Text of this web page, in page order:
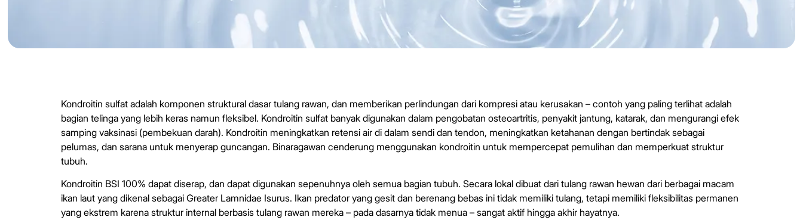
Kondroitin sulfat adalah komponen struktural dasar tulang rawan, dan memberikan perlindungan dari kompresi atau kerusakan – contoh yang paling terlihat adalah
bagian telinga yang lebih keras namun fleksibel. Kondroitin sulfat banyak digunakan dalam pengobatan osteoartritis, penyakit jantung, katarak, dan mengurangi efek
samping vaksinasi (pembekuan darah). Kondroitin meningkatkan retensi air di dalam sendi dan tendon, meningkatkan ketahanan dengan bertindak sebagai
pelumas, dan sarana untuk menyerap guncangan. Binaragawan cenderung menggunakan kondroitin untuk mempercepat pemulihan dan memperkuat struktur
tubuh.
Kondroitin BSI 100% dapat diserap, dan dapat digunakan sepenuhnya oleh semua bagian tubuh. Secara lokal dibuat dari tulang rawan hewan dari berbagai macam
ikan laut yang dikenal sebagai Greater Lamnidae Isurus. Ikan predator yang gesit dan berenang bebas ini tidak memiliki tulang, tetapi memiliki fleksibilitas permanen
yang ekstrem karena struktur internal berbasis tulang rawan mereka – pada dasarnya tidak menua – sangat aktif hingga akhir hayatnya.